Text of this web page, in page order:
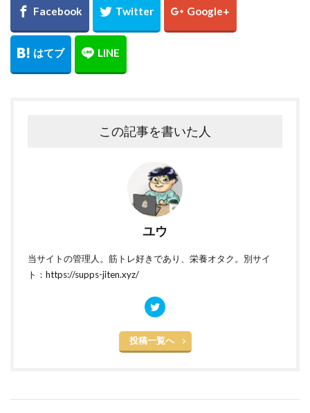
この記事を書いた人
ユウ
当サイトの管理人。筋トレ好きであり、栄養オタク。別サイ
ト：https://supps-jiten.xyz/
投稿一覧へ